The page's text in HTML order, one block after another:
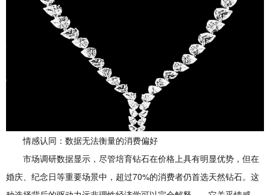
情感认同：数据无法衡量的消费偏好
市场调研数据显示，尽管培育钻石在价格上具有明显优势，但在
婚庆、纪念日等重要场景中，超过70%的消费者仍首选天然钻石。这